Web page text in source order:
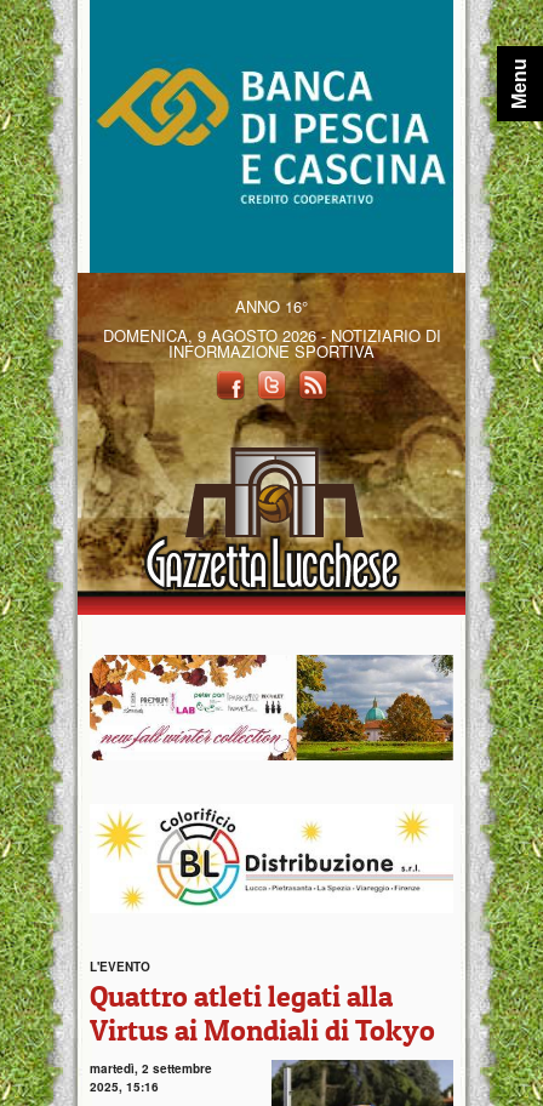
ANNO 16°
DOMENICA, 9 AGOSTO 2026 - NOTIZIARIO DI
INFORMAZIONE SPORTIVA
L'EVENTO
Quattro atleti legati alla
Virtus ai Mondiali di Tokyo
martedì, 2 settembre
2025, 15:16
Menu